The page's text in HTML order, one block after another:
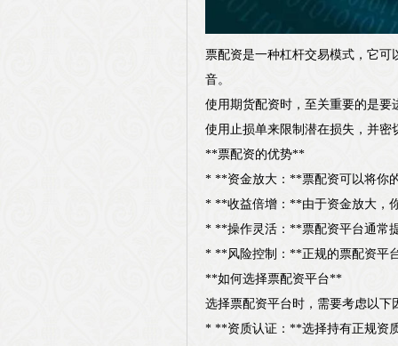
票配资是一种杠杆交易模式，它
音。
使用期货配资时，至关重要的是
使用止损单来限制潜在损失，并密
**票配资的优势**
* **资金放大：**票配资可以将你
* **收益倍增：**由于资金放大，
* **操作灵活：**票配资平台通常
* **风险控制：**正规的票配资平
**如何选择票配资平台**
选择票配资平台时，需要考虑以下
* **资质认证：**选择持有正规资